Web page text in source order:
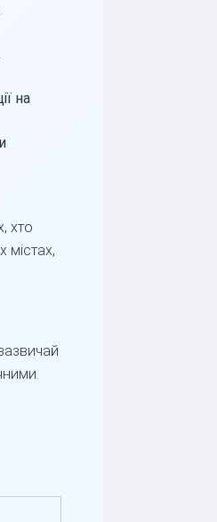
на
хто
містах,